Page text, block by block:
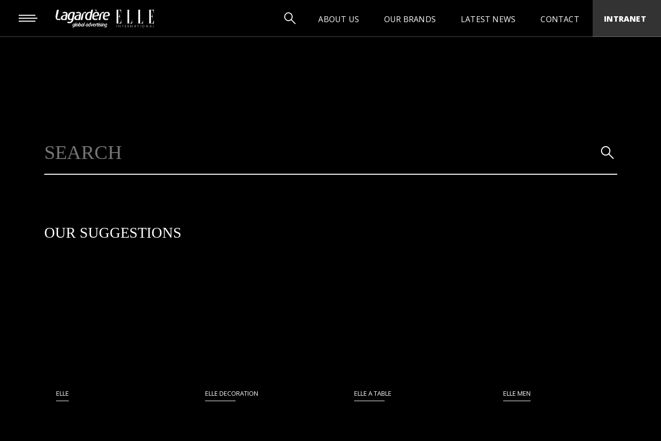
 ABOUT US OUR BRANDS LATEST NEWS CONTACT INTRANET

OUR SUGGESTIONS
ELLE ELLE DECORATION ELLE A TABLE ELLE MEN